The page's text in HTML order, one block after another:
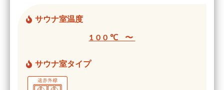
サウナ室温度
100℃ 〜
サウナ室タイプ